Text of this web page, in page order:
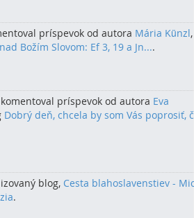
príspevok od autora Mária Künzl
Božím Slovom: Ef 3, 19 a Jn....
komentoval príspevok od autora Eva
Dobrý deň, chcela by som Vás poprosiť,
blog, Cesta blahoslavenstiev -
.